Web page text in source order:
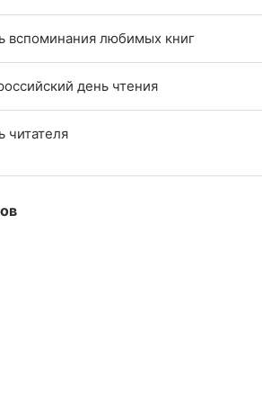
вспоминания любимых книг
день чтения
читателя